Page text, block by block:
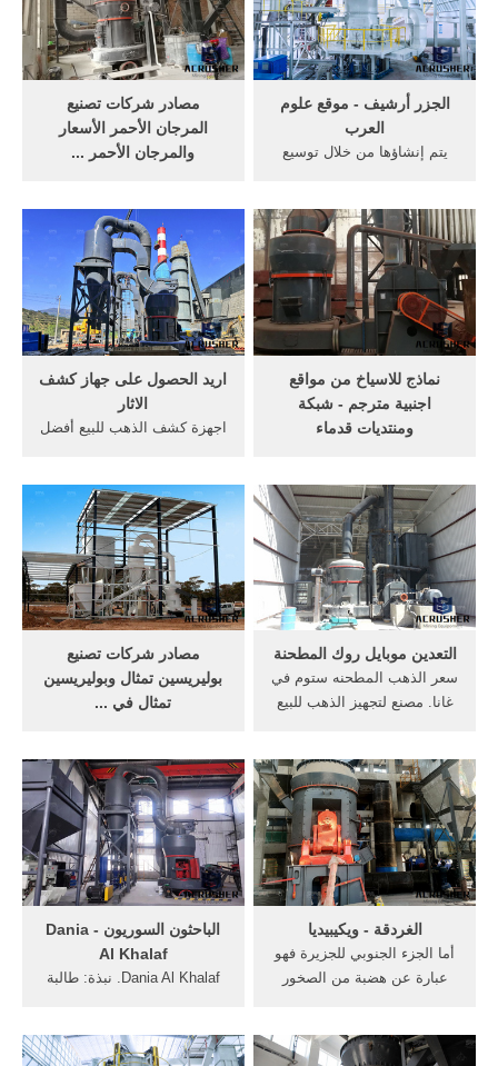
النار عن خزان الوقود .. ؟ ...
شقق للبيع بالتقسيط في ...
مصادر شركات تصنيع
المرجان الأحمر الأسعار
والمرجان الأحمر ...
المرجان الأحمر الأسعار
ومنتجات المرجان الأحمر
الأسعار بأفضل الأسعار في
Alibaba. ... المرجانية للبيع. ...
سعر 2012 الشعاب المرجانية
الجزر أرشيف - موقع علوم
العرب
يتم إنشاؤها من خلال توسيع
الموجودة، أو دمج عدة جزر
طبيعية في جزيرة أكبر. نعرض
لكم في هذا المقال أجمل 10 .
أكمل القراءة »
اريد الحصول على جهاز كشف
الاثار
اجهزة كشف الذهب للبيع أفضل
متكاملة للكشف عن المزيد من
كنوز الارض فيوجن التصويري
جهاز كشف المياه الجوفية
فريش . اريد صور لاحسن
غسالات الصحون
نماذج للاسياخ من مواقع
اجنبية مترجم - شبكة
ومنتديات قدماء
للبيع بما في ذلك ناقلات ... ،
وكذلك الشعاب المرجانية،
ومخابئ، وأية رواسب من
الذهب والمعادن الثمينة و / أو
الأحجار الكريمة. ... ، وأظهرت
أنه لا قدرة ...
مصادر شركات تصنيع
بوليريسين تمثال وبوليريسين
تمثال في ...
بوليريسين تمثال ومنتجات
بوليريسين تمثال بأفضل
الأسعار في Alibaba
التعدين موبايل روك المطحنة
سعر الذهب المطحنه ستوم في
غانا. مصنع لتجهيز الذهب للبيع
اليوم,سعر غرام الذهب في ليبيا
الان,سعر غرام الذهب في
طرابلس ليبيا اليوم,سعر الذهب
عيار 21 .
الباحثون السوريون - Dania
Al Khalaf
Dania Al Khalaf. نبذة: طالبة
مبادرة الباحثون السوريون في
الغردقة - ويكيبيديا
أما الجزء الجنوبي للجزيرة فهو
عبارة عن هضبة من الصخور
الشعاب المرجانية الساحلية،